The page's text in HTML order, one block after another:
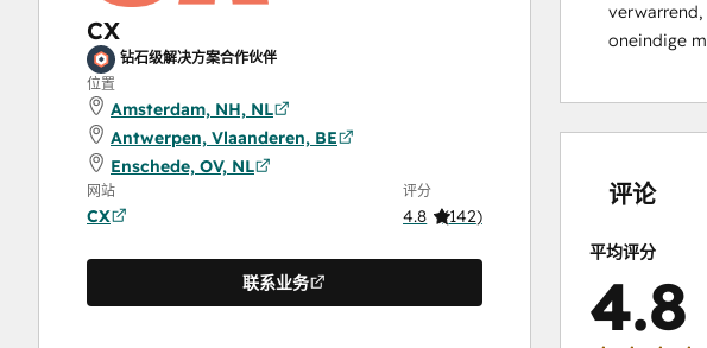
CX
钻石级解决方案合作伙伴
位置
Amsterdam, NH, NL
Antwerpen, Vlaanderen, BE
Enschede, OV, NL
网站
CX
评分
4.8 (142)
联系业务
verwarrend,
oneindige
评论
平均评分
4.8
成
成
成
成